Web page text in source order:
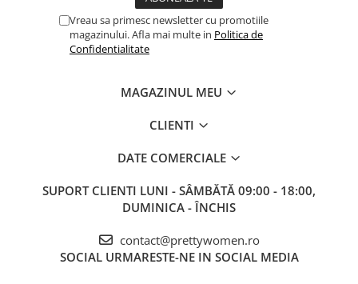
Vreau sa primesc newsletter cu promotiile
magazinului. Afla mai multe in Politica de
Confidentialitate
MAGAZINUL MEU
CLIENTI
DATE COMERCIALE
SUPORT CLIENTI LUNI - SÂMBĂTĂ 09:00 - 18:00,
DUMINICA - ÎNCHIS
contact@prettywomen.ro
SOCIAL URMARESTE-NE IN SOCIAL MEDIA